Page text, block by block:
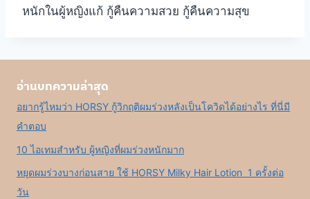
หนักในผู้หญิงแก้ กู้คืนความสวย กู้คืนความสุข
อ่านบทความล่าสุด
อยากรู้ไหมว่า HORSY กู้วิกฤติผมร่วงหลังเป็นโควิดได้อย่างไร ที่นี่มี
คำตอบ
10 ไอเทมสำหรับ ผู้หญิงที่ผมร่วงหนักมาก
หยุดผมร่วงบางก่อนสาย ใช้ HORSY Milky Hair Lotion 1 ครั้งต่อ
วัน